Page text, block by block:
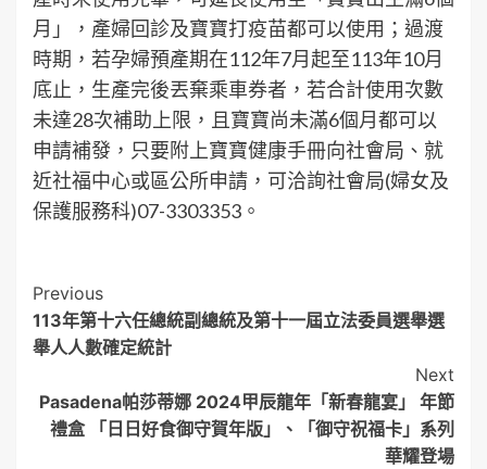
月」，產婦回診及寶寶打疫苗都可以使用；過渡
時期，若孕婦預產期在112年7月起至113年10月
底止，生產完後丟棄乘車券者，若合計使用次數
未達28次補助上限，且寶寶尚未滿6個月都可以
申請補發，只要附上寶寶健康手冊向社會局、就
近社福中心或區公所申請，可洽詢社會局(婦女及
保護服務科)07-3303353。
Post
Navigation
Previous
113年第十六任總統副總統及第十一屆立法委員選舉選
舉人人數確定統計
Next
Pasadena帕莎蒂娜 2024甲辰龍年「新春龍宴」 年節
禮盒 「日日好食御守賀年版」、「御守祝福卡」系列
華耀登場